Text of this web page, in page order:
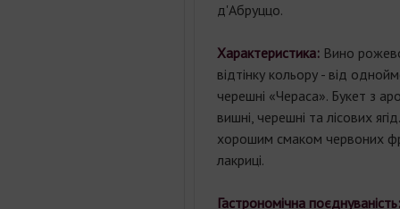
д'Абруццо.
Характеристика:Вино
відтінку кольору - від
черешні «Чераса». Букет з
вишні, черешні та лісових
хорошим смаком червоних
лакриці.
Гастрономічна